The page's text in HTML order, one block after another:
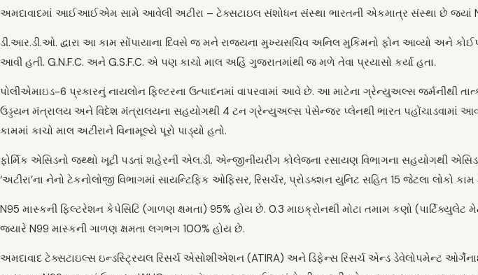
અમદાવાદમાં આઈઆઈએમ સામે આવેલી અટીરા – ટેક્સટાઇલ સંશોધન સંસ્થા ભારતની એકમાત્ર સંસ્થા છે જ્યાં
ડી.આર.ડી.ઓ. દ્વારા આ કામ સોંપાયાના દિવસે જ મને રાજ્યના મુખ્યસચિવ અનિલ મુકિમનો ફોન આવ્યો અને
આવી હતી. G.N.F.C. અને G.S.F.C. એ પણ કાચો માલ અહિં ગુજરાતમાંથી જ મળે તેવા પ્રયાસો કર્યા હતા.
પોલીએમાઇડ-6 પ્રકારનું નાયલોન ફિલ્ટરના ઉત્પાદનમાં વાપરવામાં આવે છે. આ માટેના ગ્રેન્યુઅલ્સ જર્મનીથી
ઉડ્ડયન મંત્રાલય અને વિદેશ મંત્રાલયના સહયોગથી 4 ટન ગ્રેન્યુઅલ્સ પેસેન્જર પ્લેનથી ભારત પહોંચાડવામાં
કામમાં કાચો માલ અટીરાને વિનામૂલ્યે પૂરો પાડ્યો હતો.
ફોર્મિક એસિડનો જથ્થો ખૂટી પડતાં શહેરની એલ.ડી. એન્જીનીયરીંગ કોલેજના રસાયણ વિભાગના સહયોગથી
‘અટીરા’ના નેનો ટેકનોલોજી વિભાગમાં સાયન્ટિફિક ઓફિસર, રિસર્ચર, પ્રોડક્શન યુનિટ સહિત 15 જેટલા લોકો
N95 માસ્કની ફિલ્ટરેશન કેપેસિટિ (ગાળણ ક્ષમતા) 95% હોય છે. 0.3 માઇક્રોનથી મોટા તમામ કણો (પાર્ટિક્યુલેટ
જ્યારે N99 માસ્કની ગાળણ ક્ષમતા લગભગ 100% હોય છે.
અમદાવાદ ટેક્સટાઇલ્સ ઇન્ડસ્ટ્રિયલ રિસર્ચ એસોશીએશન (ATIRA) અને ડિફેન્સ રિસર્ચ એન્ડ ડેવેલોપમેન્ટ